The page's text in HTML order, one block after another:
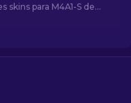
skins para M4A1-S de